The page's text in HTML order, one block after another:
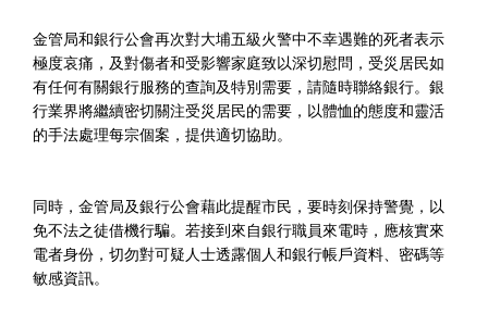
金管局和銀行公會再次對大埔五級火警中不幸遇難的死者表示
極度哀痛，及對傷者和受影響家庭致以深切慰問，受災居民如
有任何有關銀行服務的查詢及特別需要，請隨時聯絡銀行。銀
行業界將繼續密切關注受災居民的需要，以體恤的態度和靈活
的手法處理每宗個案，提供適切協助。
同時，金管局及銀行公會藉此提醒市民，要時刻保持警覺，以
免不法之徒借機行騙。若接到來自銀行職員來電時，應核實來
電者身份，切勿對可疑人士透露個人和銀行帳戶資料、密碼等
敏感資訊。